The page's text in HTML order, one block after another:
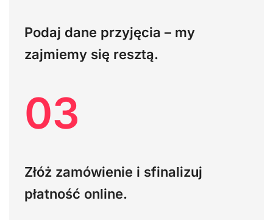
Podaj dane przyjęcia – my
zajmiemy się resztą.
03
Złóż zamówienie i sfinalizuj
płatność online.